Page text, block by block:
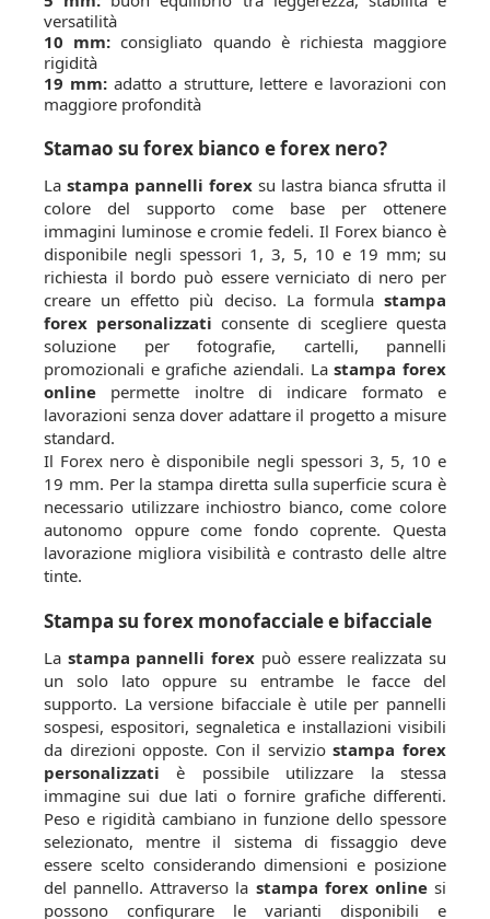
versatilità
10 mm: consigliato quando è richiesta maggiore
rigidità
19 mm:adatto a strutture, lettere e lavorazioni con
maggiore profondità
Stamao su forex bianco e forex nero?
La stampa pannelli forex su lastra bianca sfrutta il
colore del supporto come base per ottenere
immagini luminose e cromie fedeli. Il Forex bianco è
disponibile negli spessori 1, 3, 5, 10 e 19 mm; su
richiesta il bordo può essere verniciato di nero per
creare un effetto più deciso. La formula stampa
forex personalizzati consente di scegliere questa
soluzione per fotografie, cartelli, pannelli
promozionali e grafiche aziendali. Lastampa forex
online permette inoltre di indicare formato e
lavorazioni senza dover adattare il progetto a misure
standard.
Il Forex nero è disponibile negli spessori 3, 5, 10 e
19 mm. Per la stampa diretta sulla superficie scura è
necessario utilizzare inchiostro bianco, come colore
autonomo oppure come fondo coprente. Questa
lavorazione migliora visibilità e contrasto delle altre
tinte.
Stampa su forex monofacciale e bifacciale
La stampa pannelli forex può essere realizzata su
un solo lato oppure su entrambe le facce del
supporto. La versione bifacciale è utile per pannelli
sospesi, espositori, segnaletica e installazioni visibili
da direzioni opposte. Con il serviziostampa forex
personalizzati è possibile utilizzare la stessa
immagine sui due lati o fornire grafiche differenti.
Peso e rigidità cambiano in funzione dello spessore
selezionato, mentre il sistema di fissaggio deve
essere scelto considerando dimensioni e posizione
del pannello. Attraverso la stampa forex onlinesi
possono configurare le varianti disponibili e